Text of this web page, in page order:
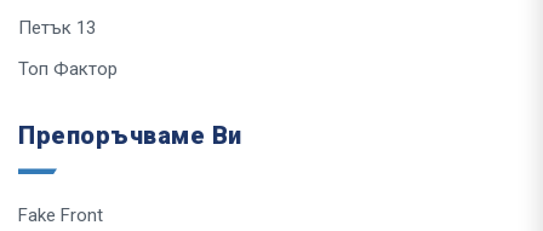
Петък 13
Топ Фактор
Препоръчваме Ви
Fake Front